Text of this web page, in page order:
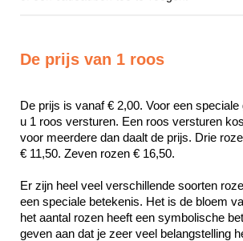
De prijs van 1 roos
De prijs is vanaf € 2,00. Voor een speciale
u 1 roos versturen. Een roos versturen
voor meerdere dan daalt de prijs. Drie
€ 11,50. Zeven rozen € 16,50.
Er zijn heel veel verschillende soorten
een speciale betekenis. Het is de bloem
het aantal rozen heeft een symbolische
geven aan dat je zeer veel belangstelling